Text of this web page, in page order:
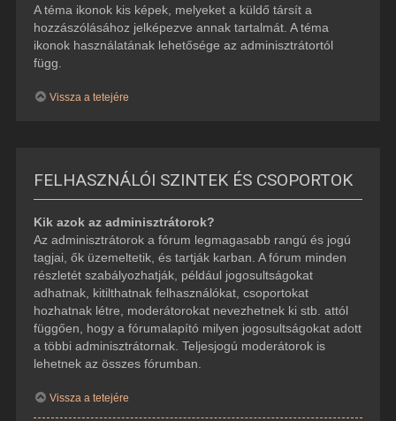
A téma ikonok kis képek, melyeket a küldő társít a
hozzászólásához jelképezve annak tartalmát. A téma
ikonok használatának lehetősége az adminisztrátortól
függ.
Vissza a tetejére
FELHASZNÁLÓI SZINTEK ÉS CSOPORTOK
Kik azok az adminisztrátorok?
Az adminisztrátorok a fórum legmagasabb rangú és jogú
tagjai, ők üzemeltetik, és tartják karban. A fórum minden
részletét szabályozhatják, például jogosultságokat
adhatnak, kitilthatnak felhasználókat, csoportokat
hozhatnak létre, moderátorokat nevezhetnek ki stb. attól
függően, hogy a fórumalapító milyen jogosultságokat adott
a többi adminisztrátornak. Teljesjogú moderátorok is
lehetnek az összes fórumban.
Vissza a tetejére